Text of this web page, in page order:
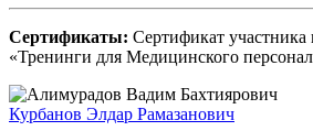
Сертификаты: Сертификат
«Тренинги для Медицинского
Курбанов Элдар Рамазанович